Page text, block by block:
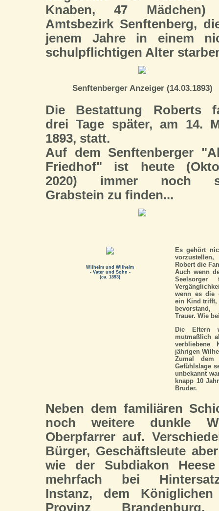
Knaben, 47 Mädchen)
Amtsbezirk Senftenberg,
jenem Jahre in einem
schulpflichtigen Alter
Senftenberger Anzeiger (14.03.1893)
Die Bestattung Roberts
drei Tage später, am 14.
1893, statt.
Auf dem Senftenberger
Friedhof" ist heute
2020) immer noch
Grabstein zu finden...
Wilhelm und Wilhelm
- Vater und Sohn -
(ca. 1893)
Es gehört
Robert die
Auch wenn
Seelsorger
wenn es die
ein Kind trifft,
Trauer. Wie
Die Eltern
mutmaßlich
jährigen
Zumal
Gefühlslage
unbekannt
knapp 10
Bruder.
Neben dem familiären
noch weitere dunkle
Oberpfarrer auf.
Bürger, Geschäftsleute
wie der Subdiakon
mehrfach bei
Instanz, dem
Provinz